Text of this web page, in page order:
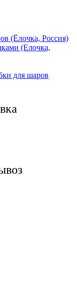
(Ёлочка, Россия)
(Елочка,
для шаров